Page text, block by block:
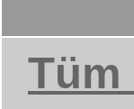
Tüm